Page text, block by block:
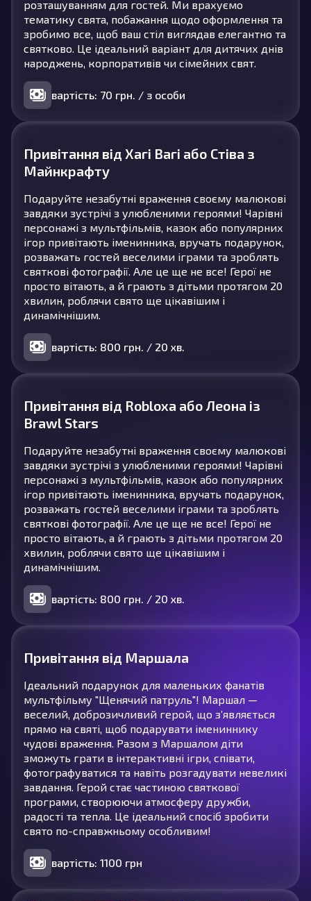
розташуванням для гостей. Ми врахуємо
тематику свята, побажання щодо оформлення та
зробимо все, щоб ваш стіл виглядав елегантно та
святково. Це ідеальний варіант для дитячих днів
народжень, корпоративів чи сімейних свят.
вартість: 70 грн. / з особи
Привітання від Хагі Вагі або Стіва з
Майнкрафту
Подаруйте незабутні враження своєму малюкові
завдяки зустрічі з улюбленими героями! Чарівні
персонажі з мультфільмів, казок або популярних
ігор привітають іменинника, вручать подарунок,
розважать гостей веселими іграми та зроблять
святкові фотографії. Але це ще не все! Герої не
просто вітають, а й грають з дітьми протягом 20
хвилин, роблячи свято ще цікавішим і
динамічнішим.
вартість: 800 грн. / 20 хв.
Привітання від Robloxа або Леона із
Brawl Stars
Подаруйте незабутні враження своєму малюкові
завдяки зустрічі з улюбленими героями! Чарівні
персонажі з мультфільмів, казок або популярних
ігор привітають іменинника, вручать подарунок,
розважать гостей веселими іграми та зроблять
святкові фотографії. Але це ще не все! Герої не
просто вітають, а й грають з дітьми протягом 20
хвилин, роблячи свято ще цікавішим і
динамічнішим.
вартість: 800 грн. / 20 хв.
Привітання від Маршала
Ідеальний подарунок для маленьких фанатів
мультфільму "Щенячий патруль"! Маршал —
веселий, доброзичливий герой, що з’являється
прямо на святі, щоб подарувати імениннику
чудові враження. Разом з Маршалом діти
зможуть грати в інтерактивні ігри, співати,
фотографуватися та навіть розгадувати невеликі
завдання. Герой стає частиною святкової
програми, створюючи атмосферу дружби,
радості та тепла. Це ідеальний спосіб зробити
свято по-справжньому особливим!
вартість: 1100 грн